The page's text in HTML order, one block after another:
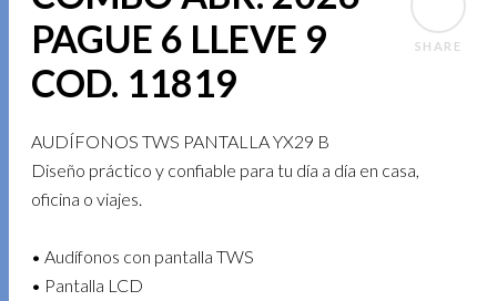
SHARE
PAGUE 6 LLEVE 9
COD. 11819
AUDÍFONOS TWS PANTALLA YX29 B
Diseño práctico y confiable para tu día a día en casa,
oficina o viajes.
• Audífonos con pantalla TWS
• Pantalla LCD